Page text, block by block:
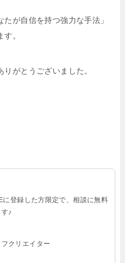
が自信を持つ強力な手法」
。
がとうございました。
に登録した方限定で、相談に無料
♪
クリエイター